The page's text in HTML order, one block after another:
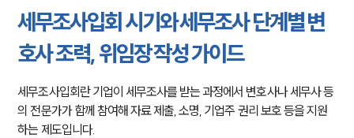
세무조사입회 시기와 세무조사 단계별 변
호사 조력, 위임장 작성 가이드
세무조사입회란 기업이 세무조사를 받는 과정에서 변호사나 세무사 등
의 전문가가 함께 참여해 자료 제출, 소명, 기업주 권리 보호 등을 지원
하는 제도입니다.